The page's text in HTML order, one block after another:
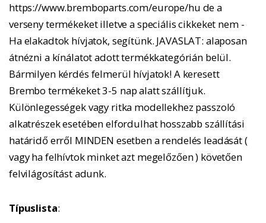
https://www.bremboparts.com/europe/hu de a
verseny termékeket illetve a speciális cikkeket nem -
Ha elakadtok hívjatok, segítünk. JAVASLAT: alaposan
átnézni a kínálatot adott termékkategórián belül.
Bármilyen kérdés felmerül hívjatok! A keresett
Brembo termékeket 3-5 nap alatt szállítjuk.
Különlegességek vagy ritka modellekhez passzoló
alkatrészek esetében elfordulhat hosszabb szállítási
határidő erről MINDEN esetben a rendelés leadását (
vagy ha felhívtok minket azt megelőzően ) követően
felvilágosítást adunk.
Típuslista: